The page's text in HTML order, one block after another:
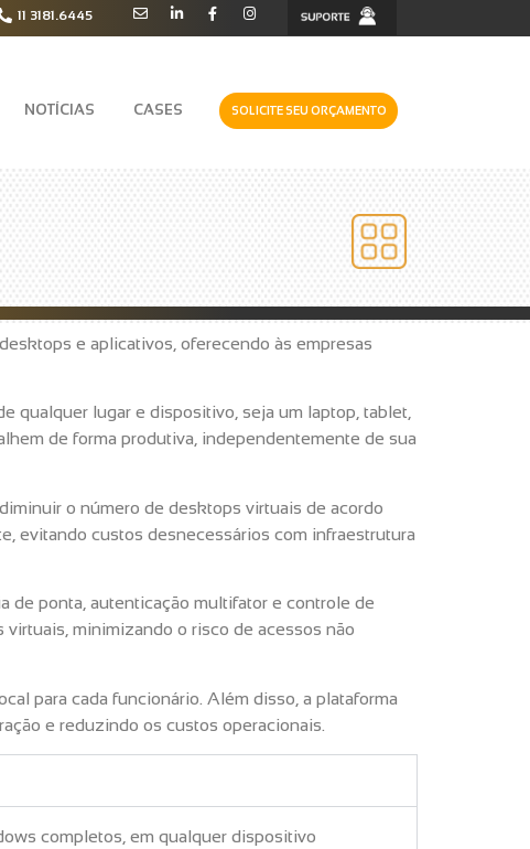
11 3181.6445
NOTÍCIAS CASES SOLICITE SEU ORÇAMENTO
e aplicativos, oferecendo às empresas
qualquer lugar e dispositivo, seja um laptop, tablet,
de forma produtiva, independentemente de sua
o número de desktops virtuais de acordo
evitando custos desnecessários com infraestrutura
de ponta, autenticação multifator e controle de
minimizando o risco de acessos não
para cada funcionário. Além disso, a plataforma
e reduzindo os custos operacionais.
completos, em qualquer dispositivo